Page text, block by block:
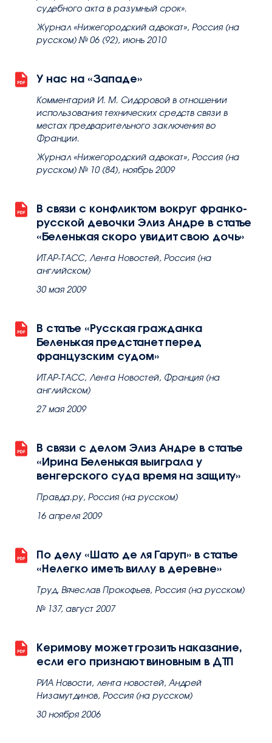
судебного акта в разумный срок».
Журнал «Нижегородский адвокат», Россия (на
русском) № 06 (92), июнь 2010
У нас на «Западе»
Комментарий И. М. Сидоровой в отношении
использования технических средств связи в
местах предварительного заключения во
Франции.
Журнал «Нижегородский адвокат», Россия (на
русском) № 10 (84), ноябрь 2009
В связи с конфликтом вокруг франко-
русской девочки Элиз Андре в статье
«Беленькая скоро увидит свою дочь»
ИТАР-ТАСС, Лента Новостей, Россия (на
английском)
30 мая 2009
В статье «Русская гражданка
Беленькая предстанет перед
французским судом»
ИТАР-ТАСС, Лента Новостей, Франция (на
английском)
27 мая 2009
В связи с делом Элиз Андре в статье
«Ирина Беленькая выиграла у
венгерского суда время на защиту»
Правда.ру, Россия (на русском)
16 апреля 2009
По делу «Шато де ля Гаруп» в статье
«Нелегко иметь виллу в деревне»
Труд, Вячеслав Прокофьев, Россия (на русском)
№ 137, август 2007
Керимову может грозить наказание,
если его признают виновным в ДТП
РИА Новости, лента новостей, Андрей
Низамутдинов, Россия (на русском)
30 ноября 2006